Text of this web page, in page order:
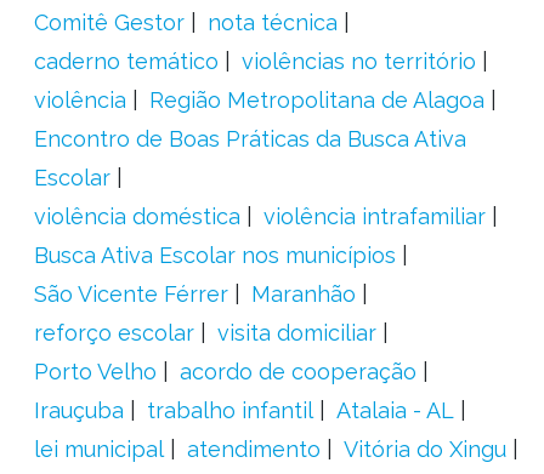
Comitê Gestor
nota técnica
caderno temático
violências no território
violência
Região Metropolitana de Alagoa
Encontro de Boas Práticas da Busca Ativa
Escolar
violência doméstica
violência intrafamiliar
Busca Ativa Escolar nos municípios
São Vicente Férrer
Maranhão
reforço escolar
visita domiciliar
Porto Velho
acordo de cooperação
Irauçuba
trabalho infantil
Atalaia - AL
lei municipal
atendimento
Vitória do Xingu